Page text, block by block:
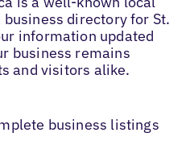
directory for St.
information updated
business remains
and visitors alike.
business listings